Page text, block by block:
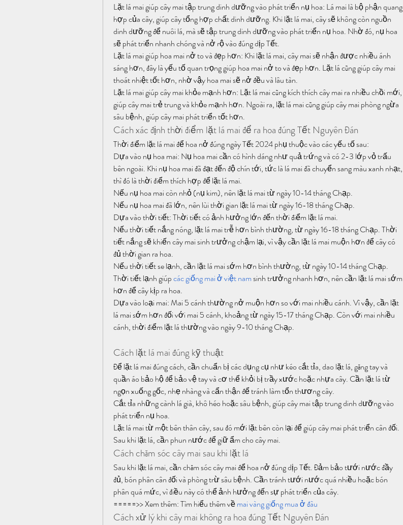
Lặt lá mai giúp cây mai tập trung dinh dưỡng vào phát triển nụ hoa: Lá mai là bộ phận quang
hợp của cây, giúp cây tổng hợp chất dinh dưỡng. Khi lặt lá mai, cây sẽ không còn nguồn
dinh dưỡng để nuôi lá, mà sẽ tập trung dinh dưỡng vào phát triển nụ hoa. Nhờ đó, nụ hoa
sẽ phát triển nhanh chóng và nở rộ vào đúng dịp Tết.
Lặt lá mai giúp hoa mai nở to và đẹp hơn: Khi lặt lá mai, cây mai sẽ nhận được nhiều ánh
sáng hơn, đây là yếu tố quan trọng giúp hoa mai nở to và đẹp hơn. Lặt lá cũng giúp cây mai
thoát nhiệt tốt hơn, nhờ vậy hoa mai sẽ nở đều và lâu tàn.
Lặt lá mai giúp cây mai khỏe mạnh hơn: Lặt lá mai cũng kích thích cây mai ra nhiều chồi mới,
giúp cây mai trẻ trung và khỏe mạnh hơn. Ngoài ra, lặt lá mai cũng giúp cây mai phòng ngừa
sâu bệnh, giúp cây mai phát triển tốt hơn.
Cách xác định thời điểm lặt lá mai để ra hoa đúng Tết Nguyên Đán
Thời điểm lặt lá mai để hoa nở đúng ngày Tết 2024 phụ thuộc vào các yếu tố sau:
Dựa vào nụ hoa mai: Nụ hoa mai cần có hình dáng như quả trứng và có 2-3 lớp vỏ trấu
bên ngoài. Khi nụ hoa mai đã đạt đến độ chín tới, tức là lá mai đã chuyển sang màu xanh nhạt,
thì đó là thời điểm thích hợp để lặt lá mai.
Nếu nụ hoa mai còn nhỏ (nụ kim), nên lặt lá mai từ ngày 10-14 tháng Chạp.
Nếu nụ hoa mai đã lớn, nên lùi thời gian lặt lá mai từ ngày 16-18 tháng Chạp.
Dựa vào thời tiết: Thời tiết có ảnh hưởng lớn đến thời điểm lặt lá mai.
Nếu thời tiết nắng nóng, lặt lá mai trễ hơn bình thường, từ ngày 16-18 tháng Chạp. Thời
tiết nắng sẽ khiến cây mai sinh trưởng chậm lại, vì vậy cần lặt lá mai muộn hơn để cây có
đủ thời gian ra hoa.
Nếu thời tiết se lạnh, cần lặt lá mai sớm hơn bình thường, từ ngày 10-14 tháng Chạp.
Thời tiết lạnh giúp các giống mai ở việt nam sinh trưởng nhanh hơn, nên cần lặt lá mai sớm
hơn để cây kịp ra hoa.
Dựa vào loại mai: Mai 5 cánh thường nở muộn hơn so với mai nhiều cánh. Vì vậy, cần lặt
lá mai sớm hơn đối với mai 5 cánh, khoảng từ ngày 15-17 tháng Chạp. Còn với mai nhiều
cánh, thời điểm lặt lá thường vào ngày 9-10 tháng Chạp.
Cách lặt lá mai đúng kỹ thuật
Để lặt lá mai đúng cách, cần chuẩn bị các dụng cụ như kéo cắt tỉa, dao lặt lá, găng tay và
quần áo bảo hộ để bảo vệ tay và cơ thể khỏi bị trầy xước hoặc nhựa cây. Cần lặt lá từ
ngọn xuống gốc, nhẹ nhàng và cẩn thận để tránh làm tổn thương cây.
Cắt tỉa những cành lá già, khô héo hoặc sâu bệnh, giúp cây mai tập trung dinh dưỡng vào
phát triển nụ hoa.
Lặt lá mai từ một bên thân cây, sau đó mới lặt bên còn lại để giúp cây mai phát triển cân đối.
Sau khi lặt lá, cần phun nước để giữ ẩm cho cây mai.
Cách chăm sóc cây mai sau khi lặt lá
Sau khi lặt lá mai, cần chăm sóc cây mai để hoa nở đúng dịp Tết. Đảm bảo tưới nước đầy
đủ, bón phân cân đối và phòng trừ sâu bệnh. Cần tránh tưới nước quá nhiều hoặc bón
phân quá mức, vì điều này có thể ảnh hưởng đến sự phát triển của cây.
=====>> Xem thêm: Tìm hiểu thêm về mai vàng giống mua ở đâu
Cách xử lý khi cây mai không ra hoa đúng Tết Nguyên Đán